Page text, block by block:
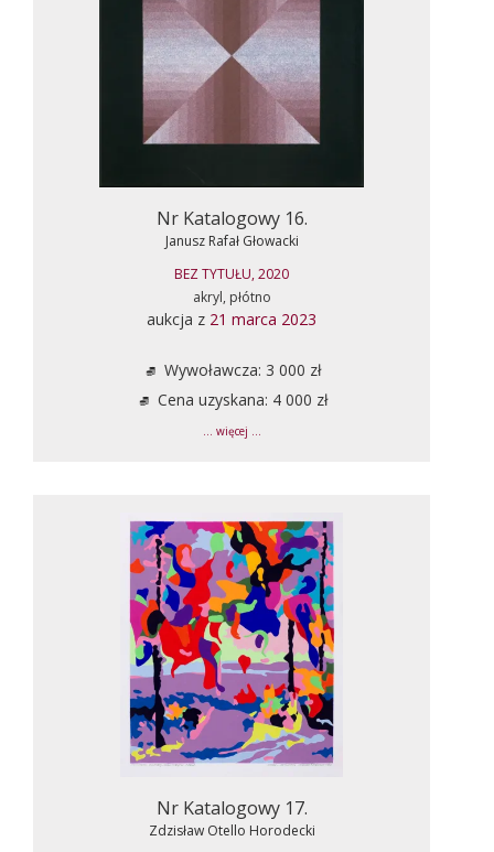
Nr Katalogowy 16.
Janusz Rafał Głowacki
BEZ TYTUŁU, 2020
akryl, płótno
aukcja z 21 marca 2023
Wywoławcza: 3 000 zł
Cena uzyskana: 4 000 zł
... więcej ...
Nr Katalogowy 17.
Zdzisław Otello Horodecki